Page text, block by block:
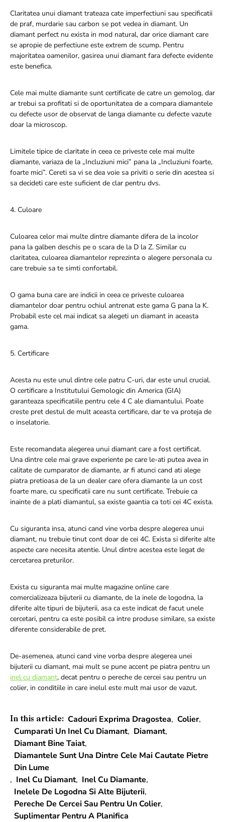
Claritatea unui diamant trateaza cate imperfectiuni sau specificatii
de praf, murdarie sau carbon se pot vedea in diamant. Un
diamant perfect nu exista in mod natural, dar orice diamant care
se apropie de perfectiune este extrem de scump. Pentru
majoritatea oamenilor, gasirea unui diamant fara defecte evidente
este benefica.
Cele mai multe diamante sunt certificate de catre un gemolog, dar
ar trebui sa profitati si de oportunitatea de a compara diamantele
cu defecte usor de observat de langa diamante cu defecte vazute
doar la microscop.
Limitele tipice de claritate in ceea ce priveste cele mai multe
diamante, variaza de la „Incluziuni mici” pana la „Incluziuni foarte,
foarte mici”. Cereti sa vi se dea voie sa priviti o serie din acestea si
sa decideti care este suficient de clar pentru dvs.
4. Culoare
Culoarea celor mai multe dintre diamante difera de la incolor
pana la galben deschis pe o scara de la D la Z. Similar cu
claritatea, culoarea diamantelor reprezinta o alegere personala cu
care trebuie sa te simti confortabil.
O gama buna care are indicii in ceea ce priveste culoarea
diamantelor doar pentru ochiul antrenat este gama G pana la K.
Probabil este cel mai indicat sa alegeti un diamant in aceasta
gama.
5. Certificare
Acesta nu este unul dintre cele patru C-uri, dar este unul crucial.
O certificare a Institutului Gemologic din America (GIA)
garanteaza specificatiile pentru cele 4 C ale diamantului. Poate
creste pret destul de mult aceasta certificare, dar te va proteja de
o inselatorie.
Este recomandata alegerea unui diamant care a fost certificat.
Una dintre cele mai grave experiente pe care le-ati putea avea in
calitate de cumparator de diamante, ar fi atunci cand ati alege
piatra pretioasa de la un dealer care ofera diamante la un cost
foarte mare, cu specificatii care nu sunt certificate. Trebuie ca
inainte de a plati diamantul, sa existe gaantia ca toti cei 4C exista.
Cu siguranta insa, atunci cand vine vorba despre alegerea unui
diamant, nu trebuie tinut cont doar de cei 4C. Exista si diferite alte
aspecte care necesita atentie. Unul dintre acestea este legat de
cercetarea preturilor.
Exista cu siguranta mai multe magazine online care
comercializeaza bijuterii cu diamante, de la inele de logodna, la
diferite alte tipuri de bijuterii, asa ca este indicat de facut unele
cercetari, pentru ca este posibil ca intre produse similare, sa existe
diferente considerabile de pret.
De-asemenea, atunci cand vine vorba despre alegerea unei
bijuterii cu diamant, mai mult se pune accent pe piatra pentru un
inel cu diamant, decat pentru o pereche de cercei sau pentru un
colier, in conditiile in care inelul este mult mai usor de vazut.
In this article: Cadouri Exprima Dragostea, Colier,
Cumparati Un Inel Cu Diamant, Diamant,
Diamant Bine Taiat,
Diamantele Sunt Una Dintre Cele Mai Cautate Pietre
Din Lume
, Inel Cu Diamant, Inel Cu Diamante,
Inelele De Logodna Si Alte Bijuterii,
Pereche De Cercei Sau Pentru Un Colier,
Suplimentar Pentru A Planifica